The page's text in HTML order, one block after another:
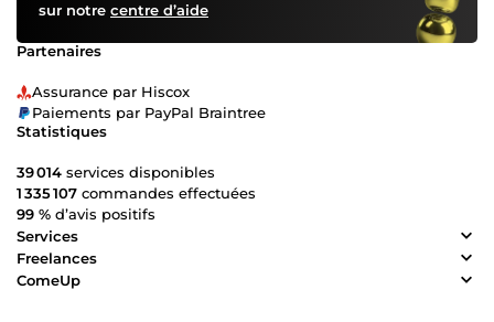
sur notre centre d’aide
Partenaires
Assurance par Hiscox
Paiements par PayPal Braintree
Statistiques
39 014 services disponibles
1 335 107 commandes effectuées
99 % d’avis positifs
Services
Freelances
ComeUp